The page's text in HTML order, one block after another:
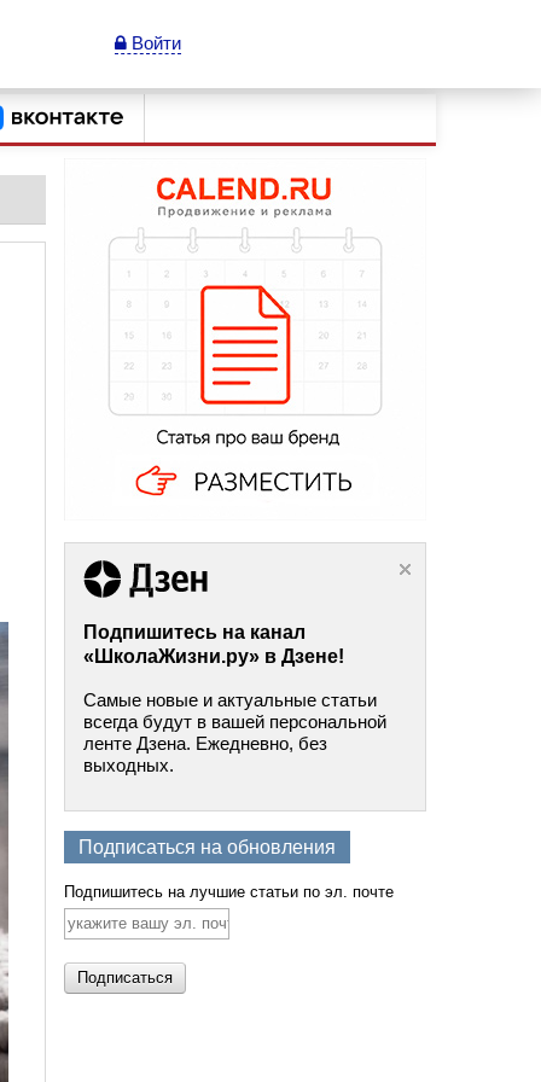
Войти
Подпишитесь на канал
«ШколаЖизни.ру» в Дзене!
Самые новые и актуальные статьи
всегда будут в вашей персональной
ленте Дзена. Ежедневно, без
выходных.
Подписаться на обновления
Подпишитесь на лучшие статьи по эл. почте